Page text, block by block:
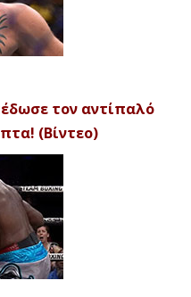
τον αντίπαλό
(Βίντεο)